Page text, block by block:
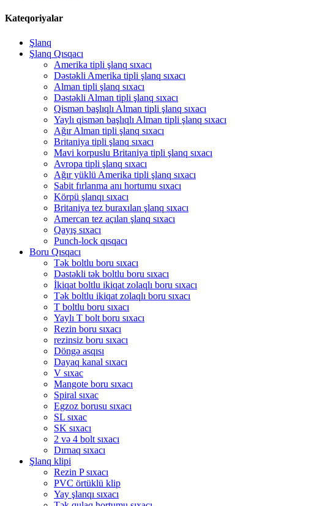
Kateqoriyalar
Şlanq
Şlanq Qısqacı
Amerika tipli şlanq sıxacı
Dəstəkli Amerika tipli şlanq sıxacı
Alman tipli şlanq sıxacı
Dəstəkli Alman tipli şlanq sıxacı
Qismən başlıqlı Alman tipli şlanq sıxacı
Yaylı qismən başlıqlı Alman tipli şlanq sıxacı
Ağır Alman tipli şlanq sıxacı
Britaniya tipli şlanq sıxacı
Mavi korpuslu Britaniya tipli şlanq sıxacı
Avropa tipli şlanq sıxacı
Ağır yüklü Amerika tipli şlanq sıxacı
Sabit fırlanma anı hortumu sıxacı
Körpü şlanqı sıxacı
Britaniya tez buraxılan şlanq sıxacı
Amercan tez açılan şlanq sıxacı
Qayış sıxacı
Punch-lock qısqacı
Boru Qısqacı
Tək boltlu boru sıxacı
Dəstəkli tək boltlu boru sıxacı
İkiqat boltlu ikiqat zolaqlı boru sıxacı
Tək boltlu ikiqat zolaqlı boru sıxacı
T boltlu boru sıxacı
Yaylı T bolt boru sıxacı
Rezin boru sıxacı
rezinsiz boru sıxacı
Döngə asqısı
Dayaq kanal sıxacı
V sıxac
Mangote boru sıxacı
Spiral sıxac
Egzoz borusu sıxacı
SL sıxac
SK sıxacı
2 və 4 bolt sıxacı
Dırnaq sıxacı
Şlanq klipi
Rezin P sıxacı
PVC örtüklü klip
Yay şlanqı sıxacı